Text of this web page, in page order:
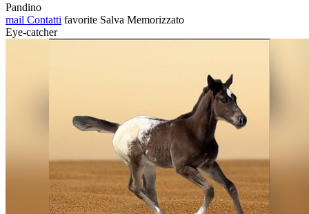
Pandino
mail Contatti favorite Salva Memorizzato
Eye-catcher